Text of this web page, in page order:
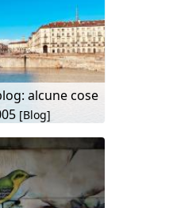
alcune cose
[Blog]